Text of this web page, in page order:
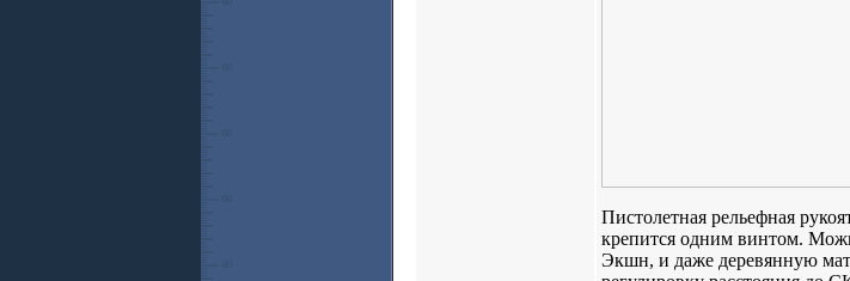
Пистолетная рельефная
крепится одним винтом.
Экшн, и даже деревянную